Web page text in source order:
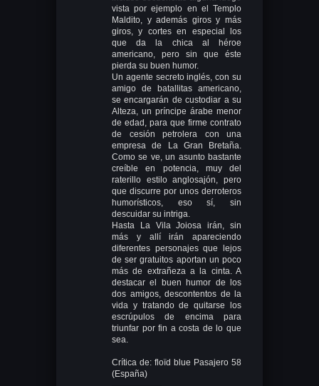
vista por ejemplo en el Templo
Maldito, y además giros y más
giros, y cortes en especial los
que da la chica al héroe
americano, pero sin que éste
pierda su buen humor.
Un agente secreto inglés, con su
amigo de batallitas americano,
se encargarán de custodiar a su
Alteza, un príncipe árabe menor
de edad, para que firme contrato
de cesión petrolera con una
empresa de La Gran Bretaña.
Como se ve, un asunto bastante
creíble en potencia, muy del
raterillo estilo anglosajón, pero
que discurre por unos derroteros
humorísticos, eso sí, sin
descuidar su intriga.
Hasta La Vila Joiosa irán, sin
más y allí irán apareciendo
diferentes personajes que lejos
de ser gratuitos aportan un poco
más de extrañeza a la cinta. A
destacar el buen humor de los
dos amigos, descontentos de la
vida y tratando de quitarse los
escrúpulos de encima para
triunfar por fin a costa de lo que
sea.
Crítica de: floïd blue Pasajero 58
(España)